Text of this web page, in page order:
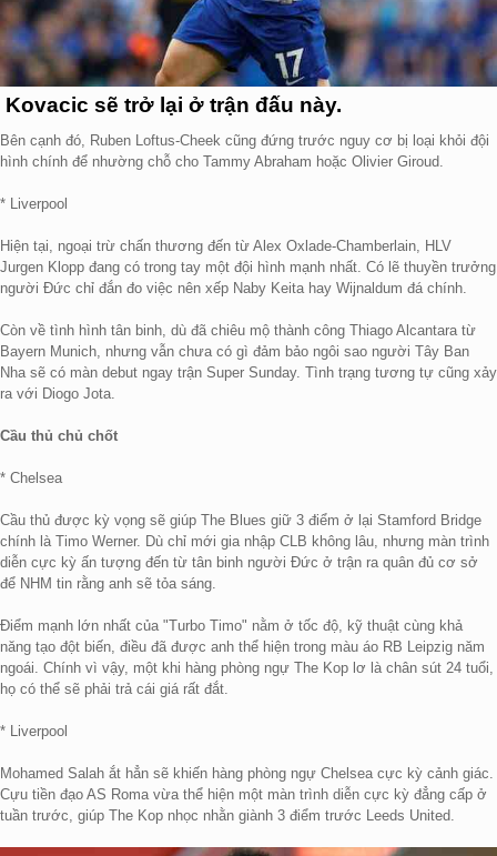
Kovacic sẽ trở lại ở trận đấu này.
Bên cạnh đó, Ruben Loftus-Cheek cũng đứng trước nguy cơ bị loại khỏi đội
hình chính để nhường chỗ cho Tammy Abraham hoặc Olivier Giroud.
* Liverpool
Hiện tại, ngoại trừ chấn thương đến từ Alex Oxlade-Chamberlain, HLV
Jurgen Klopp đang có trong tay một đội hình mạnh nhất. Có lẽ thuyền trưởng
người Đức chỉ đắn đo việc nên xếp Naby Keita hay Wijnaldum đá chính.
Còn về tình hình tân binh, dù đã chiêu mộ thành công Thiago Alcantara từ
Bayern Munich, nhưng vẫn chưa có gì đảm bảo ngôi sao người Tây Ban
Nha sẽ có màn debut ngay trận Super Sunday. Tình trạng tương tự cũng xảy
ra với Diogo Jota.
Cầu thủ chủ chốt
* Chelsea
Cầu thủ được kỳ vọng sẽ giúp The Blues giữ 3 điểm ở lại Stamford Bridge
chính là Timo Werner. Dù chỉ mới gia nhập CLB không lâu, nhưng màn trình
diễn cực kỳ ấn tượng đến từ tân binh người Đức ở trận ra quân đủ cơ sở
để NHM tin rằng anh sẽ tỏa sáng.
Điểm mạnh lớn nhất của "Turbo Timo" nằm ở tốc độ, kỹ thuật cùng khả
năng tạo đột biến, điều đã được anh thể hiện trong màu áo RB Leipzig năm
ngoái. Chính vì vậy, một khi hàng phòng ngự The Kop lơ là chân sút 24 tuổi,
họ có thể sẽ phải trả cái giá rất đắt.
* Liverpool
Mohamed Salah ắt hẳn sẽ khiến hàng phòng ngự Chelsea cực kỳ cảnh giác.
Cựu tiền đạo AS Roma vừa thể hiện một màn trình diễn cực kỳ đẳng cấp ở
tuần trước, giúp The Kop nhọc nhằn giành 3 điểm trước Leeds United.